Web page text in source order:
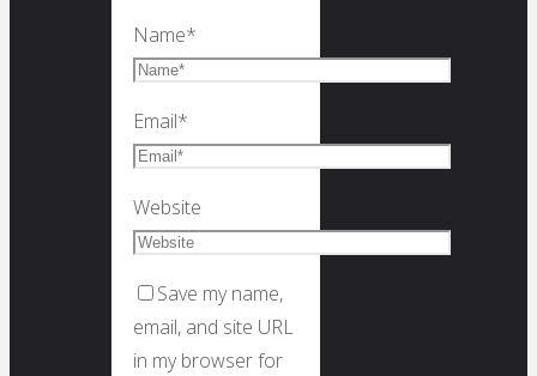
Name*
Email*
Website
Save my name,
email, and site URL
in my browser for